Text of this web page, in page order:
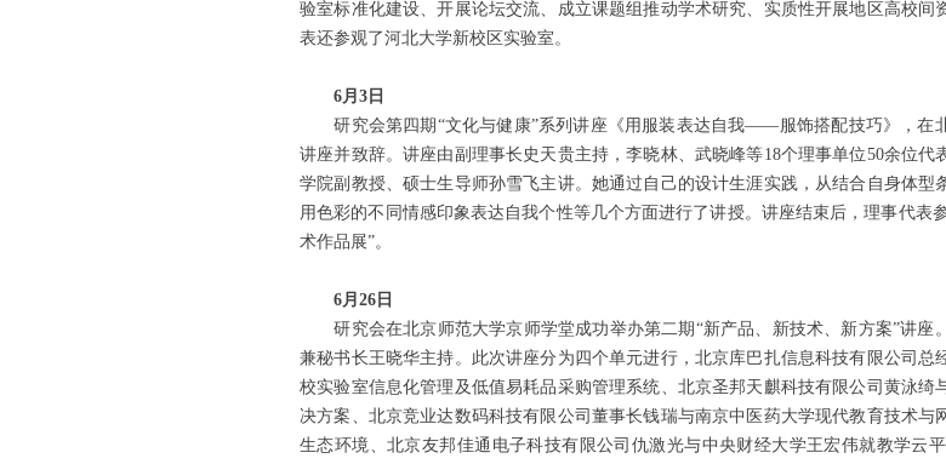
验室标准化建设、开展论坛交流、成立课题组推动学术研究、实质性开展地区高校
表还参观了河北大学新校区实验室。
6月3日
研究会第四期“文化与健康”系列讲座《用服装表达自我——服饰搭配技巧》，在
讲座并致辞。讲座由副理事长史天贵主持，李晓林、武晓峰等18个理事单位50余位
学院副教授、硕士生导师孙雪飞主讲。她通过自己的设计生涯实践，从结合自身体型
用色彩的不同情感印象表达自我个性等几个方面进行了讲授。讲座结束后，理事代表
术作品展”。
6月26日
研究会在北京师范大学京师学堂成功举办第二期“新产品、新技术、新方案”讲座
兼秘书长王晓华主持。此次讲座分为四个单元进行，北京库巴扎信息科技有限公司
校实验室信息化管理及低值易耗品采购管理系统、北京圣邦天麒科技有限公司黄泳
决方案、北京竞业达数码科技有限公司董事长钱瑞与南京中医药大学现代教育技术
生态环境、北京友邦佳通电子科技有限公司仇激光与中央财经大学王宏伟就教学云